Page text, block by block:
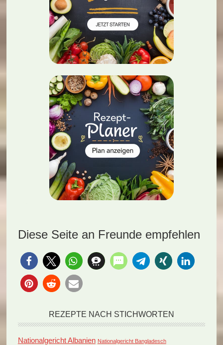
Diese Seite an Freunde empfehlen
REZEPTE NACH STICHWORTEN
Nationalgericht Albanien Nationalgericht Bangladesch